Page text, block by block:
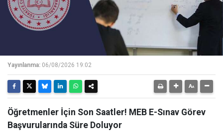
Yayınlanma: 06/08/2026 19:02
Öğretmenler İçin Son Saatler! MEB E-Sınav Görev
Başvurularında Süre Doluyor